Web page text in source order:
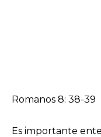
Romanos 8: 38-39
Es importante